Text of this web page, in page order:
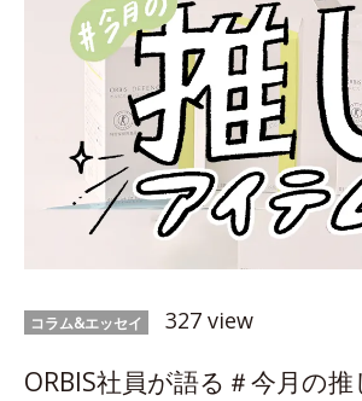
コラム&エッセイ 327 view
ORBIS社員が語る＃今月の推